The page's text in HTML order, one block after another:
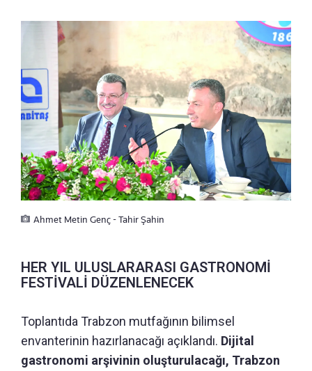
Ahmet Metin Genç - Tahir Şahin
HER YIL ULUSLARARASI GASTRONOMİ
FESTİVALİ DÜZENLENECEK
Toplantıda Trabzon mutfağının bilimsel
envanterinin hazırlanacağı açıklandı. Dijital
gastronomi arşivinin oluşturulacağı, Trabzon